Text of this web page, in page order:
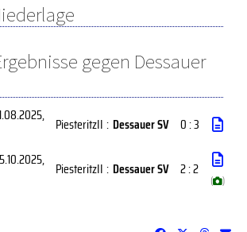
gegen Dessauer
,
PiesteritzII : Dessauer SV 0 : 3
,
PiesteritzII : Dessauer SV 2 : 2
( )